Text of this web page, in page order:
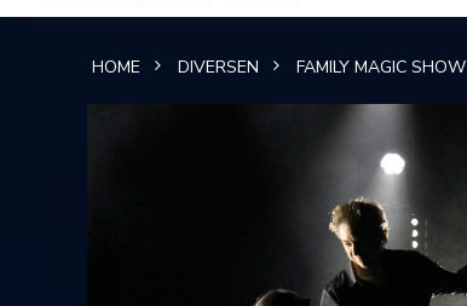
HOME DIVERSEN FAMILY MAGIC SHOW